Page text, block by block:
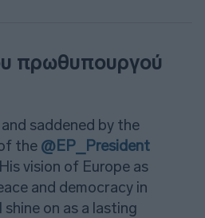
πρωθυπουργού
saddened by the
the @EP_President
vision of Europe as
and democracy in
on as a lasting